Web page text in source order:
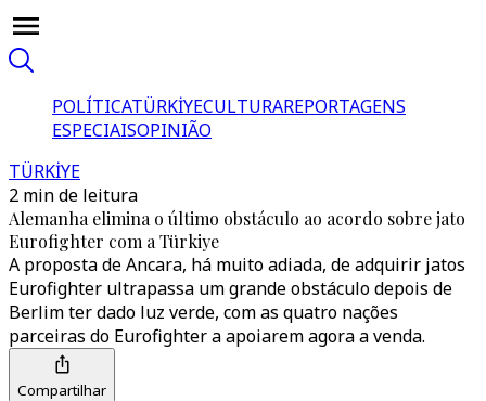
POLÍTICATÜRKİYECULTURAREPORTAGENS
ESPECIAISOPINIÃO
TÜRKİYE
2 min de leitura
Alemanha elimina o último obstáculo ao acordo sobre jato
Eurofighter com a Türkiye
A proposta de Ancara, há muito adiada, de adquirir jatos
Eurofighter ultrapassa um grande obstáculo depois de
Berlim ter dado luz verde, com as quatro nações
parceiras do Eurofighter a apoiarem agora a venda.
Compartilhar